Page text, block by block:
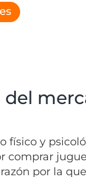
físico y
comprar
por la